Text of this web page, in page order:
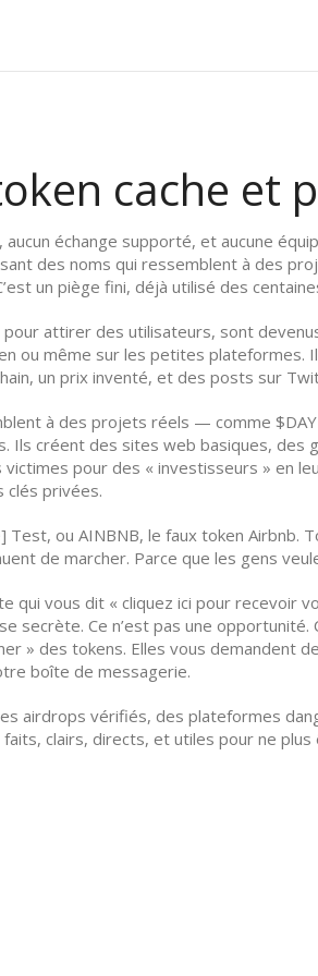
cache
échange supporté, et aucune
des noms qui ressemblent à des
un piège fini, déjà utilisé des
attirer des utilisateurs, sont
ou même sur les petites
un prix inventé, et des posts sur
à des projets réels — comme
Ils créent des sites web basiques,
pour des « investisseurs » en
clés privées.
Test, ou AINBNB, le faux token Airbnb.
de marcher. Parce que les gens
qui vous dit « cliquez ici pour recevoir
Ce n’est pas une
» des tokens. Elles vous demandent
boîte de messagerie.
airdrops vérifiés, des plateformes
clairs, directs, et utiles pour ne plus